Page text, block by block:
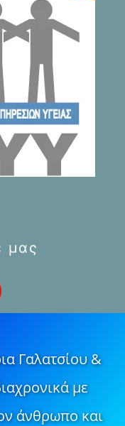
μας
Γαλατσίου &
με
άνθρωπο και